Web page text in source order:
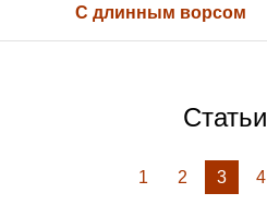
С длинным ворсом
Статьи
1 2 3 4